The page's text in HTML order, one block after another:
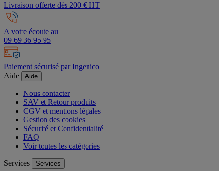
Livraison offerte dès 200 € HT
A votre écoute au
09 69 36 95 95
Paiement sécurisé par Ingenico
Aide
Aide
Nous contacter
SAV et Retour produits
CGV et mentions légales
Gestion des cookies
Sécurité et Confidentialité
FAQ
Voir toutes les catégories
Services Services